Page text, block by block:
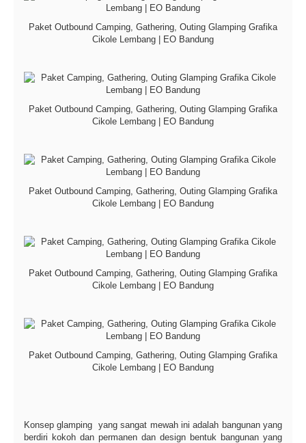
Paket Outbound Camping, Gathering, Outing Glamping Grafika
Cikole Lembang | EO Bandung
Paket Outbound Camping, Gathering, Outing Glamping Grafika
Cikole Lembang | EO Bandung
Paket Outbound Camping, Gathering, Outing Glamping Grafika
Cikole Lembang | EO Bandung
Paket Outbound Camping, Gathering, Outing Glamping Grafika
Cikole Lembang | EO Bandung
Paket Outbound Camping, Gathering, Outing Glamping Grafika
Cikole Lembang | EO Bandung
Konsep glamping yang sangat mewah ini adalah bangunan yang
berdiri kokoh dan permanen dan design bentuk bangunan yang